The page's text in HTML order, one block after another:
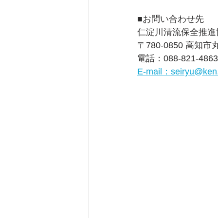
■お問い合わせ先
仁淀川清流保全推
〒780-0850 高知市
電話：088-821-
E-mail：